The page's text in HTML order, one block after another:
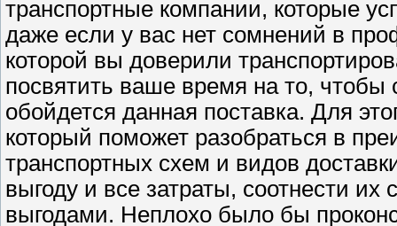
транспортные компании, которые
даже если у вас нет сомнений в
которой вы доверили
посвятить ваше время на то,
обойдется данная поставка. Для
который поможет разобраться в
транспортных схем и видов
выгоду и все затраты, соотнести
выгодами. Неплохо было бы